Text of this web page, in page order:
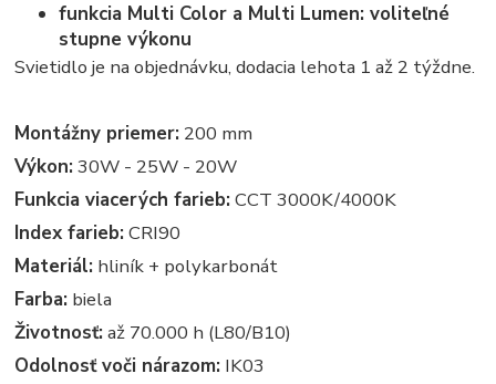
funkcia Multi Color a Multi Lumen: voliteľné
stupne výkonu
Svietidlo je na objednávku, dodacia lehota 1 až 2 týždne.
Montážny priemer: 200 mm
Výkon: 30W - 25W - 20W
Funkcia viacerých farieb: CCT 3000K/4000K
Index farieb: CRI90
Materiál: hliník + polykarbonát
Farba: biela
Životnosť: až 70.000 h (L80/B10)
Odolnosť voči nárazom: IK03